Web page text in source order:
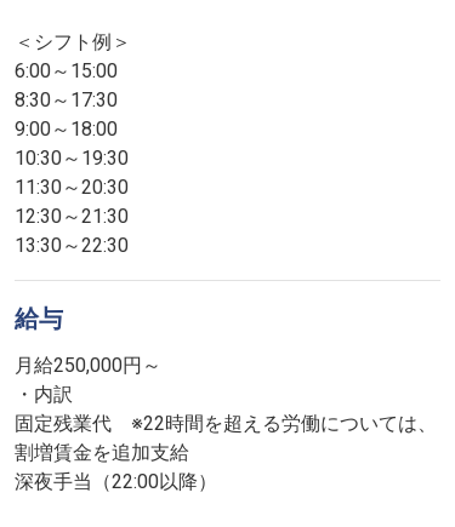
＜シフト例＞
6:00～15:00
8:30～17:30
9:00～18:00
10:30～19:30
11:30～20:30
12:30～21:30
13:30～22:30
給与
月給250,000円～
・内訳
固定残業代 ※22時間を超える労働については、
割増賃金を追加支給
深夜手当（22:00以降）